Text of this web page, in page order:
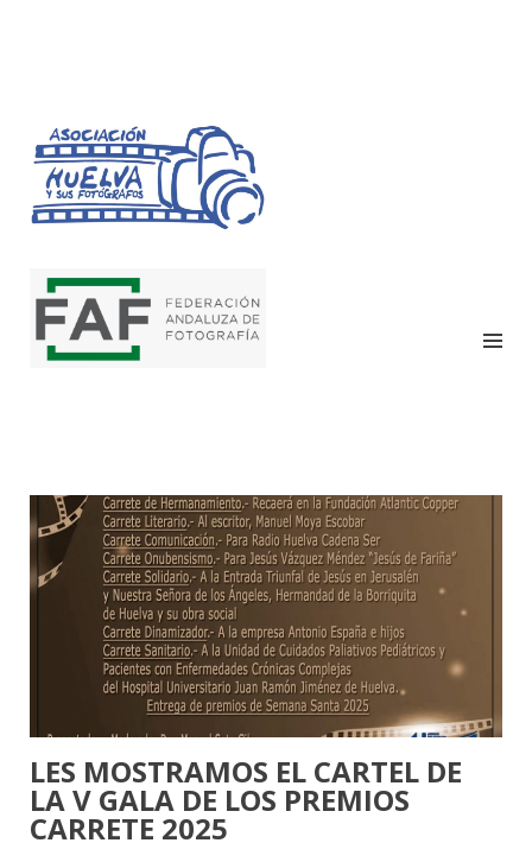
HUELVA Y SUS
FOTÓGRAFOS
LES MOSTRAMOS EL CARTEL DE
LA V GALA DE LOS PREMIOS
CARRETE 2025